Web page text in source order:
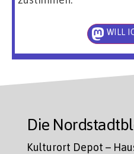
WILL
Die
Kulturort Depot –